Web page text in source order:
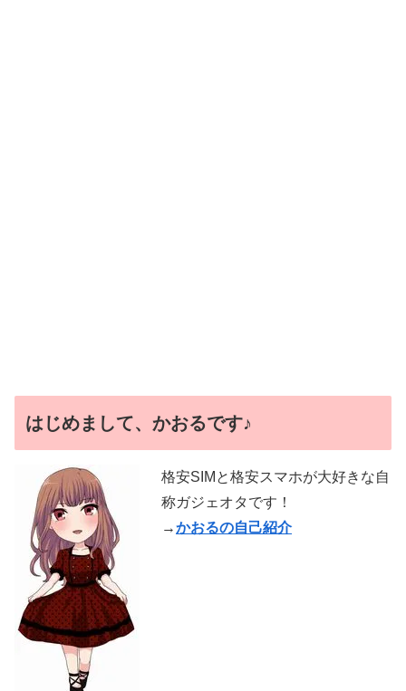
はじめまして、かおるです♪
格安SIMと格安スマホが大好きな自
称ガジェオタです！
→かおるの自己紹介